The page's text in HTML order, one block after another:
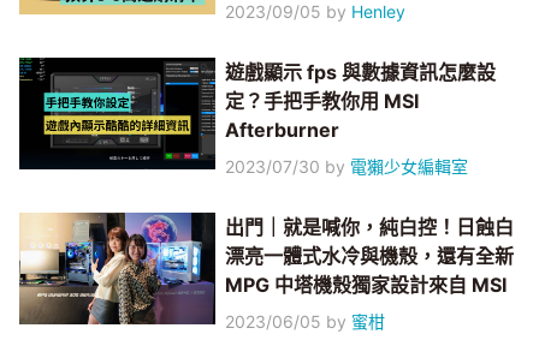
2023/09/05 by Henley
遊戲顯示 fps 與數據資訊怎麼設
定？手把手教你用 MSI
Afterburner
2023/07/30 by 電獺少女編輯室
出門｜就是喊你，純白控！日蝕白
漂亮一體式水冷與機殼，還有全新
MPG 中塔機殼獨家設計來自 MSI
2023/06/05 by 蜜柑